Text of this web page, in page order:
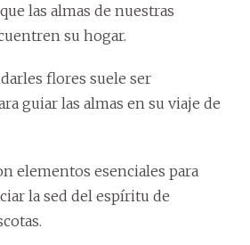
las almas de nuestras
su hogar.
flores suele ser
guiar las almas en su viaje de
elementos esenciales para
la sed del espíritu de